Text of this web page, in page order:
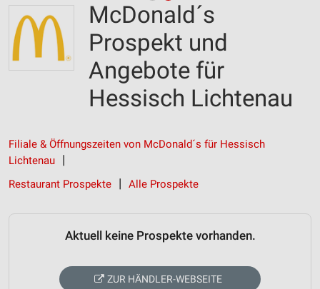
McDonald´s
Prospekt und
Angebote für
Hessisch Lichtenau
Filiale & Öffnungszeiten von McDonald´s für Hessisch
Lichtenau
Restaurant Prospekte
Alle Prospekte
Aktuell keine Prospekte vorhanden.
ZUR HÄNDLER-WEBSEITE